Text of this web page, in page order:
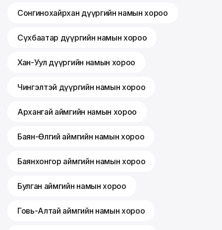
Сонгинохайрхан дүүргийн намын хороо
Сүхбаатар дүүргийн намын хороо
Хан-Уул дүүргийн намын хороо
Чингэлтэй дүүргийн намын хороо
Архангай аймгийн намын хороо
Баян-Өлгий аймгийн намын хороо
Баянхонгор аймгийн намын хороо
Булган аймгийн намын хороо
Говь-Алтай аймгийн намын хороо